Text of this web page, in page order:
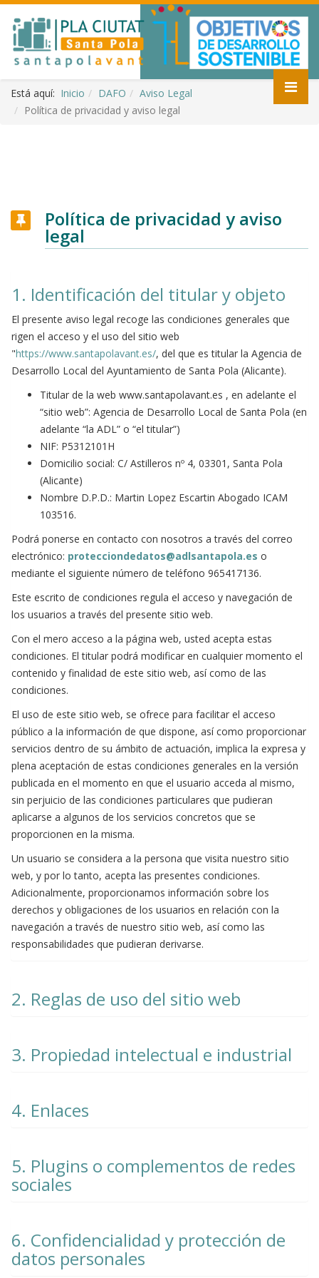
Está aquí: Inicio DAFO
Aviso Legal
Política de privacidad y aviso legal
Política de privacidad y aviso
legal
1. Identificación del titular y objeto
El presente aviso legal recoge las condiciones generales que
rigen el acceso y el uso del sitio web
"https://www.santapolavant.es/, del que es titular la Agencia de
Desarrollo Local del Ayuntamiento de Santa Pola (Alicante).
Titular de la web www.santapolavant.es , en adelante el
“sitio web”: Agencia de Desarrollo Local de Santa Pola (en
adelante “la ADL” o “el titular”)
NIF: P5312101H
Domicilio social: C/ Astilleros nº 4, 03301, Santa Pola
(Alicante)
Nombre D.P.D.: Martin Lopez Escartin Abogado ICAM
103516.
Podrá ponerse en contacto con nosotros a través del correo
electrónico: protecciondedatos@adlsantapola.es o
mediante el siguiente número de teléfono 965417136.
Este escrito de condiciones regula el acceso y navegación de
los usuarios a través del presente sitio web.
Con el mero acceso a la página web, usted acepta estas
condiciones. El titular podrá modificar en cualquier momento el
contenido y finalidad de este sitio web, así como de las
condiciones.
El uso de este sitio web, se ofrece para facilitar el acceso
público a la información de que dispone, así como proporcionar
servicios dentro de su ámbito de actuación, implica la expresa y
plena aceptación de estas condiciones generales en la versión
publicada en el momento en que el usuario acceda al mismo,
sin perjuicio de las condiciones particulares que pudieran
aplicarse a algunos de los servicios concretos que se
proporcionen en la misma.
Un usuario se considera a la persona que visita nuestro sitio
web, y por lo tanto, acepta las presentes condiciones.
Adicionalmente, proporcionamos información sobre los
derechos y obligaciones de los usuarios en relación con la
navegación a través de nuestro sitio web, así como las
responsabilidades que pudieran derivarse.
2. Reglas de uso del sitio web
3. Propiedad intelectual e industrial
4. Enlaces
5. Plugins o complementos de redes
sociales
6. Confidencialidad y protección de
datos personales